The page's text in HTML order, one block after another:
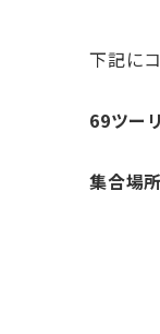
下記に
69ツー
集合場
（小
7時